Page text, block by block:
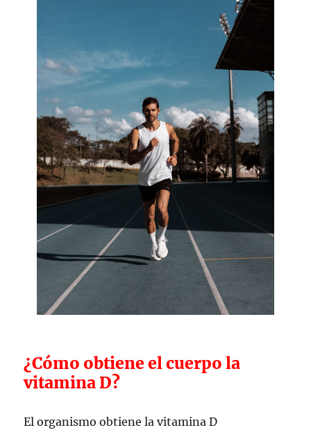
¿Cómo obtiene el cuerpo la
vitamina D?
El organismo obtiene la vitamina D